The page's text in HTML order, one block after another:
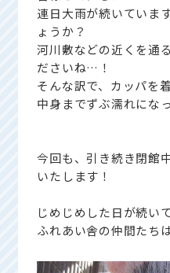
連日大雨が続いていま
ょうか？
河川敷などの近くを通
ださいね…！
そんな訳で、カッパを
中身までずぶ濡れにな
今回も、引き続き閉館
いたします！
じめじめした日が続い
ふれあい舎の仲間たち